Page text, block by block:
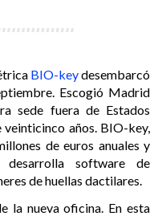
BIO-keydesembarcó
Escogió Madrid
sede fuera de Estados
años. BIO-key,
de euros anuales y
desarrolla software de
de huellas dactilares.
la nueva oficina. En esta